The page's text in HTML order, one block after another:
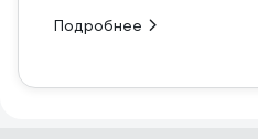
Подробнее